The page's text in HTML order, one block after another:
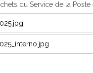
du Service de la Poste